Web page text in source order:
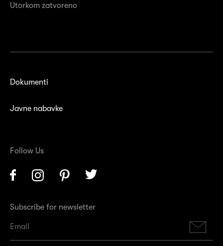
Utorkom zatvoreno
Dokumenti
Javne nabavke
Follow Us
Facebook InstagramPinterest
Subscribe for newsletter